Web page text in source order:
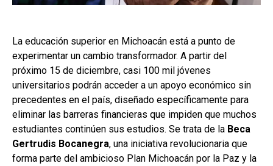
La educación superior en Michoacán está a punto de
experimentar un cambio transformador. A partir del
próximo 15 de diciembre, casi 100 mil jóvenes
universitarios podrán acceder a un apoyo económico sin
precedentes en el país, diseñado específicamente para
eliminar las barreras financieras que impiden que muchos
estudiantes continúen sus estudios. Se trata de la Beca
Gertrudis Bocanegra, una iniciativa revolucionaria que
forma parte del ambicioso Plan Michoacán por la Paz y la